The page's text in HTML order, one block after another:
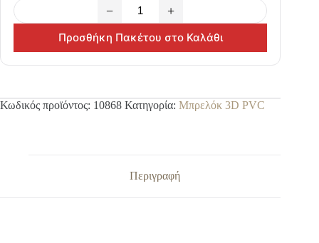
− +
Προσθήκη Πακέτου στο Καλάθι
Κωδικός προϊόντος: 10868 Κατηγορία: Μπρελόκ 3D PVC
Περιγραφή